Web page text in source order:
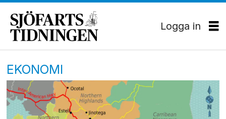
Logga in
EKONOMI